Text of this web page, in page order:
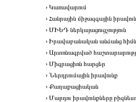
› Կառավարում
› Հանրային միջազգային
› ՄԻԵԴ ներկայացուցչություն
› Իրավաբանական անձանց
› Արտոնագրված
› Միգրացիոն հարցեր
› Ներդրումային իրավունք
› Քաղաքացիական
› Մարդու իրավունքները